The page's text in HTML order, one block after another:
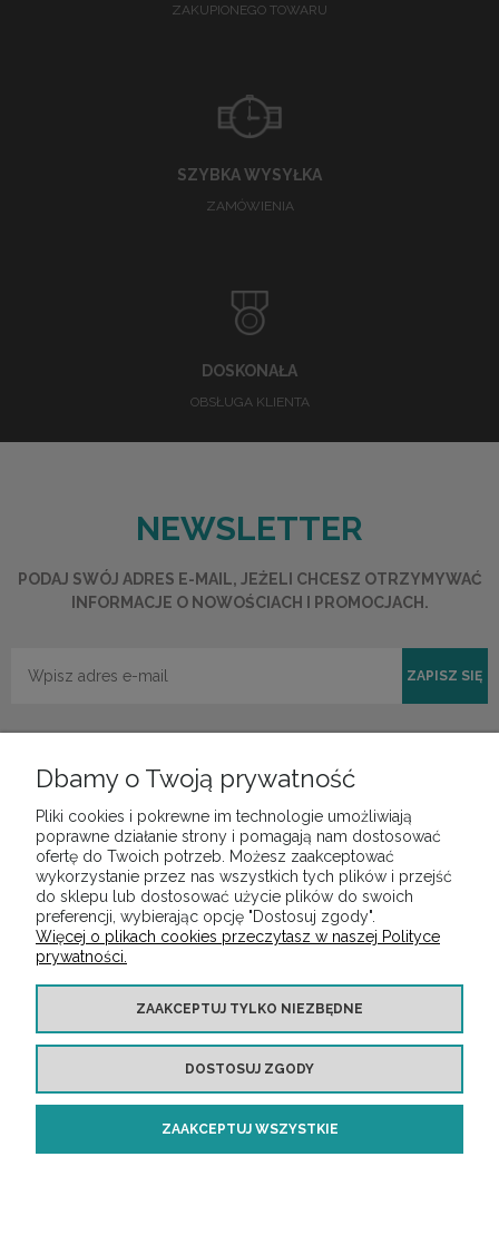
ZAKUPIONEGO TOWARU
SZYBKA WYSYŁKA
ZAMÓWIENIA
DOSKONAŁA
OBSŁUGA KLIENTA
NEWSLETTER
PODAJ SWÓJ ADRES E-MAIL, JEŻELI CHCESZ OTRZYMYWAĆ
INFORMACJE O NOWOŚCIACH I PROMOCJACH.
ZAPISZ SIĘ
POMOC
MOJE KONTO
INFORMACJE
O NAS
Copyright ©https://audiotop.pl/ Wszelkie prawa zastrzeżone
Dbamy o Twoją prywatność
Pliki cookies i pokrewne im technologie umożliwiają
poprawne działanie strony i pomagają nam dostosować
ofertę do Twoich potrzeb. Możesz zaakceptować
wykorzystanie przez nas wszystkich tych plików i przejść
do sklepu lub dostosować użycie plików do swoich
preferencji, wybierając opcję "Dostosuj zgody".
Więcej o plikach cookies przeczytasz w naszej Polityce
prywatności.
ZAAKCEPTUJ TYLKO NIEZBĘDNE
DOSTOSUJ ZGODY
ZAAKCEPTUJ WSZYSTKIE